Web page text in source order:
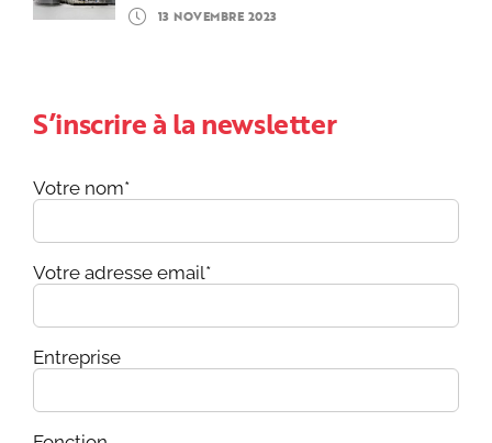
13 NOVEMBRE 2023
S’inscrire à la newsletter
Votre nom*
Votre adresse email*
Entreprise